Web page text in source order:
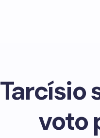
Tarcísio
voto